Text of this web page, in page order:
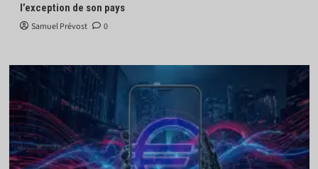
l’exception de son pays
Samuel Prévost 0